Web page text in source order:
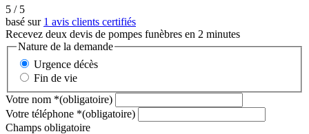
5 / 5
basé sur 1 avis clients certifiés
Recevez deux devis de pompes funèbres en 2 minutes
Nature de la demande
Urgence décès
Fin de vie
Votre nom *(obligatoire)
Votre téléphone *(obligatoire)
Champs obligatoire